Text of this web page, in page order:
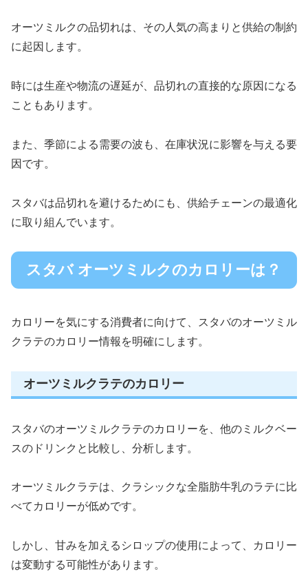
オーツミルクの品切れは、その人気の高まりと供給の制約
に起因します。
時には生産や物流の遅延が、品切れの直接的な原因になる
こともあります。
また、季節による需要の波も、在庫状況に影響を与える要
因です。
スタバは品切れを避けるためにも、供給チェーンの最適化
に取り組んでいます。
スタバ オーツミルクのカロリーは？
カロリーを気にする消費者に向けて、スタバのオーツミル
クラテのカロリー情報を明確にします。
オーツミルクラテのカロリー
スタバのオーツミルクラテのカロリーを、他のミルクベー
スのドリンクと比較し、分析します。
オーツミルクラテは、クラシックな全脂肪牛乳のラテに比
べてカロリーが低めです。
しかし、甘みを加えるシロップの使用によって、カロリー
は変動する可能性があります。